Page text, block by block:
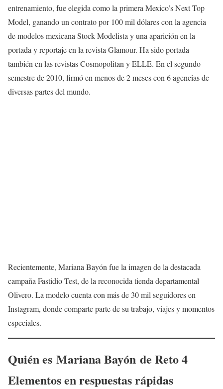
entrenamiento, fue elegida como la primera Mexico’s Next Top
Model, ganando un contrato por 100 mil dólares con la agencia
de modelos mexicana Stock Modelista y una aparición en la
portada y reportaje en la revista Glamour. Ha sido portada
también en las revistas Cosmopolitan y ELLE. En el segundo
semestre de 2010, firmó en menos de 2 meses con 6 agencias de
diversas partes del mundo.
Recientemente, Mariana Bayón fue la imagen de la destacada
campaña Fastidio Test, de la reconocida tienda departamental
Olivero. La modelo cuenta con más de 30 mil seguidores en
Instagram, donde comparte parte de su trabajo, viajes y momentos
especiales.
Quién es Mariana Bayón de Reto 4
Elementos en respuestas rápidas